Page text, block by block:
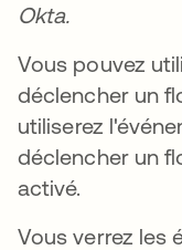
Okta.
Vous pouvez
déclencher un
utiliserez
déclencher un
activé.
Vous verrez les